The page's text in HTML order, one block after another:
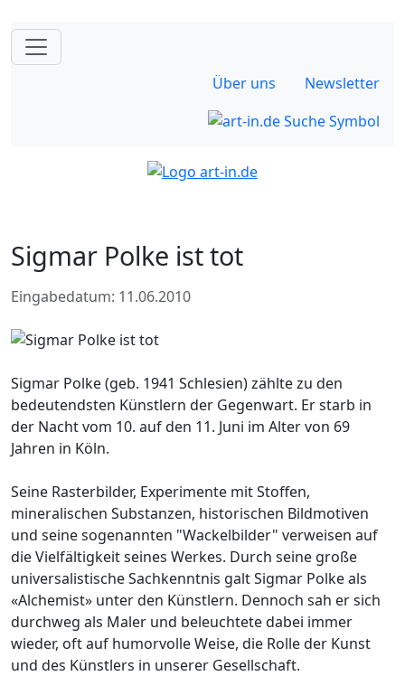
Über uns Newsletter
Sigmar Polke ist tot
Eingabedatum: 11.06.2010
Sigmar Polke (geb. 1941 Schlesien) zählte zu den
bedeutendsten Künstlern der Gegenwart. Er starb in
der Nacht vom 10. auf den 11. Juni im Alter von 69
Jahren in Köln.
Seine Rasterbilder, Experimente mit Stoffen,
mineralischen Substanzen, historischen Bildmotiven
und seine sogenannten "Wackelbilder" verweisen auf
die Vielfältigkeit seines Werkes. Durch seine große
universalistische Sachkenntnis galt Sigmar Polke als
«Alchemist» unter den Künstlern. Dennoch sah er sich
durchweg als Maler und beleuchtete dabei immer
wieder, oft auf humorvolle Weise, die Rolle der Kunst
und des Künstlers in unserer Gesellschaft.